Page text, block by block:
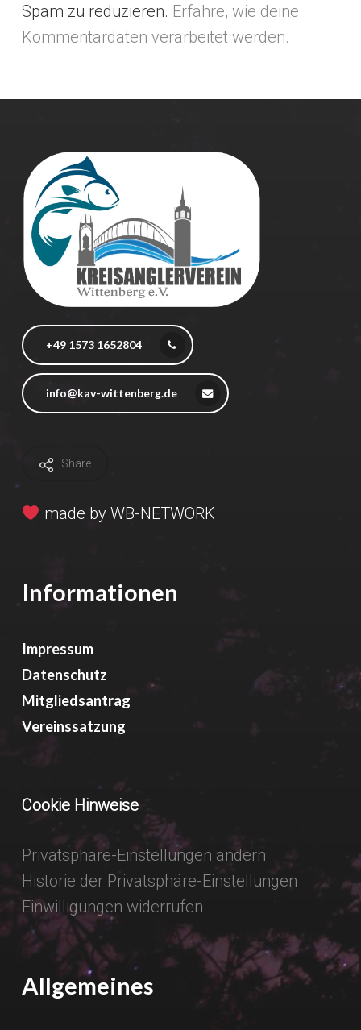
Spam zu reduzieren. Erfahre, wie deine
Kommentardaten verarbeitet werden.
+49 1573 1652804
info@kav-wittenberg.de
Share
made by WB-NETWORK
Informationen
Impressum
Datenschutz
Mitgliedsantrag
Vereinssatzung
Cookie Hinweise
Privatsphäre-Einstellungen ändern
Historie der Privatsphäre-Einstellungen
Einwilligungen widerrufen
Allgemeines